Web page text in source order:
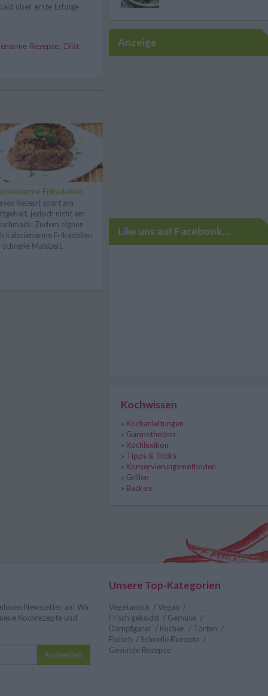
über erste Erfolge
Rezepte, Diät
Frikadellen
Rezept spart am
jedoch nicht am
Zudem eignen
kalorienarme Frikadellen
schnelle Mahlzeit.
Anzeige
Like uns auf Facebook...
Kochwissen
» Kochanleitungen
» Garmethoden
» Kochlexikon
» Tipps & Tricks
» Konservierungsmethoden
» Grillen
» Backen
Newsletter an! Wir
Kochrezepte und
Anmelden
Unsere Top-Kategorien
Vegetarisch /Vegan /
Frisch gekocht / Gemüse /
Dampfgarer / Kuchen / Torten /
Fleisch / Schnelle Rezepte /
Gesunde Rezepte